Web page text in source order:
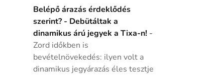
Belépő árazás érdeklődés
szerint? - Debütáltak a
dinamikus árú jegyek a Tixa-n! -
Zord időkben is
bevételnövekedés: ilyen volt a
dinamikus jegyárazás éles tesztje